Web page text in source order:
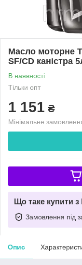
Масло моторне
SF/CD каністра
В наявності
Тільки опт
1 151 ₴
Мінімальне
Що таке купити
Замовлення під
Опис